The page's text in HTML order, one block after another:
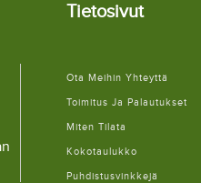
Tietosivut
Ota Meihin Yhteyttä
Toimitus Ja Palautukset
Miten Tilata
Kokotaulukko
Puhdistusvinkkejä